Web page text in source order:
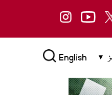
English